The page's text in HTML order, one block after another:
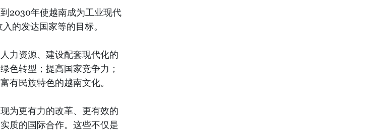
2030年使越南成为工业现代
的发达国家等的目标。
力资源、建设配套现代化的
色转型；提高国家竞争力；
有民族特色的越南文化。
为更有力的改革、更有效的
质的国际合作。这些不仅是